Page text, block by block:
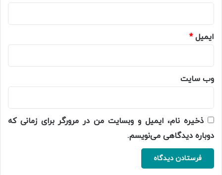
ایمیل*
وب‌ سایت
ذخیره نام، ایمیل و وبسایت من در مرورگر برای زمانی که
دوباره دیدگاهی می‌نویسم.